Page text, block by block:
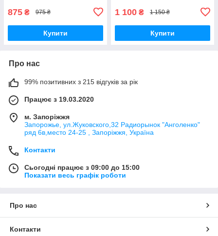
875 ₴ 975 ₴
Купити
1 100 ₴ 1 150 ₴
Купити
Про нас
99% позитивних з 215 відгуків за рік
Працює з 19.03.2020
м. Запоріжжя
Запорожье, ул.Жуковского,32 Радиорынок "Анголенко"
ряд 6в,место 24-25 , Запоріжжя, Україна
Контакти
Сьогодні працює з 09:00 до 15:00
Показати весь графік роботи
Про нас
Контакти